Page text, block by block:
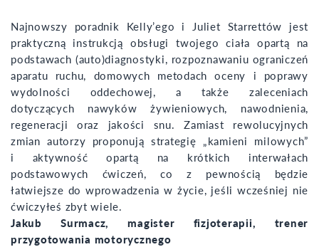
Najnowszy poradnik Kelly’ego i Juliet Starrettów jest
praktyczną instrukcją obsługi twojego ciała opartą na
podstawach (auto)diagnostyki, rozpoznawaniu ograniczeń
aparatu ruchu, domowych metodach oceny i poprawy
wydolności oddechowej, a także zaleceniach
dotyczących nawyków żywieniowych, nawodnienia,
regeneracji oraz jakości snu. Zamiast rewolucyjnych
zmian autorzy proponują strategię „kamieni milowych”
i aktywność opartą na krótkich interwałach
podstawowych ćwiczeń, co z pewnością będzie
łatwiejsze do wprowadzenia w życie, jeśli wcześniej nie
ćwiczyłeś zbyt wiele.
Jakub Surmacz, magister fizjoterapii, trener
przygotowania motorycznego